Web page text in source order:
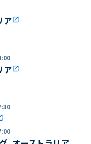
アopen_in_new
アopen_in_new